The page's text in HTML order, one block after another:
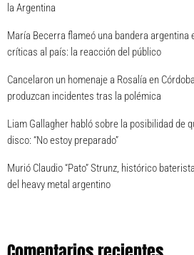
la Argentina
María Becerra flameó una bandera argentina
críticas al país: la reacción del público
Cancelaron un homenaje a Rosalía en
produzcan incidentes tras la polémica
Liam Gallagher habló sobre la posibilidad de
disco: “No estoy preparado”
Murió Claudio “Pato” Strunz, histórico
del heavy metal argentino